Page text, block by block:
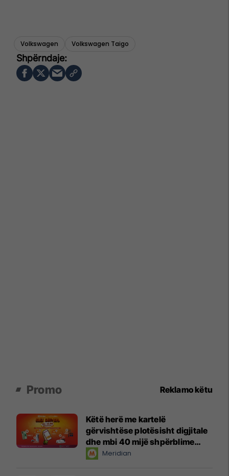
Volkswagen Volkswagen Taigo
Promo Reklamo këtu
Këtë herë me kartelë
gërvishtëse plotësisht digjitale
dhe mbi 40 mijë shpërblime
instant!Meridian